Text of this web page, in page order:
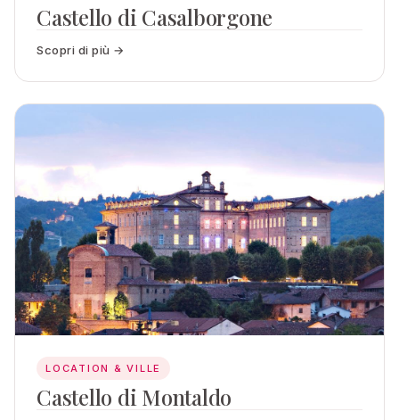
Castello di Casalborgone
Scopri di più →
LOCATION & VILLE
Castello di Montaldo